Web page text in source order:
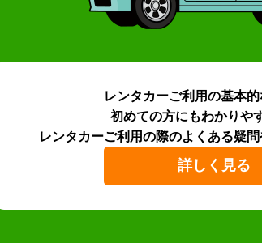
レンタカーご利用の基本
初めての方にもわかりや
レンタカーご利用の際のよくある疑問
詳しく見る